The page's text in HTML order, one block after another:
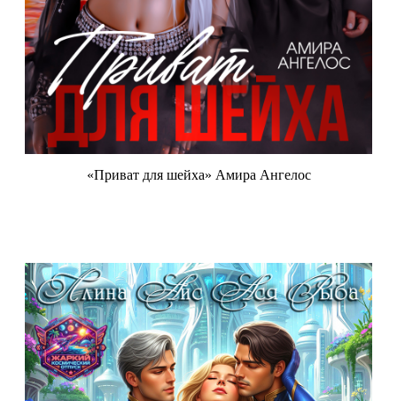
«Приват для шейха» Амира Ангелос